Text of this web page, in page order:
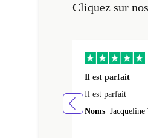
Cliquez sur
Il est parfait
Il est parfait
Noms Jacqueline